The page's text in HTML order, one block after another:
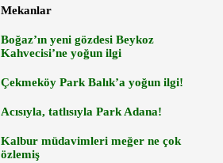
Mekanlar
Boğaz’ın yeni gözdesi Beykoz
Kahvecisi’ne yoğun ilgi
Çekmeköy Park Balık’a yoğun ilgi!
Acısıyla, tatlısıyla Park Adana!
Kalbur müdavimleri meğer ne çok
özlemiş